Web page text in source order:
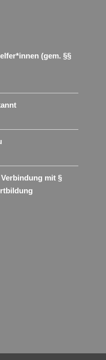
*innen (gem. §§
mit §